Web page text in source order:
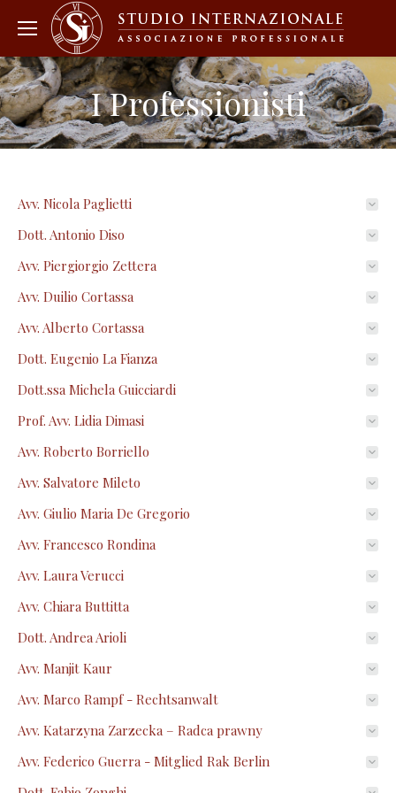
I Professionisti
Avv. Nicola Paglietti
Dott. Antonio Diso
Avv. Piergiorgio Zettera
Avv. Duilio Cortassa
Avv. Alberto Cortassa
Dott. Eugenio La Fianza
Dott.ssa Michela Guicciardi
Prof. Avv. Lidia Dimasi
Avv. Roberto Borriello
Avv. Salvatore Mileto
Avv. Giulio Maria De Gregorio
Avv. Francesco Rondina
Avv. Laura Verucci
Avv. Chiara Buttitta
Dott. Andrea Arioli
Avv. Manjit Kaur
Avv. Marco Rampf - Rechtsanwalt
Avv. Katarzyna Zarzecka – Radca prawny
Avv. Federico Guerra - Mitglied Rak Berlin